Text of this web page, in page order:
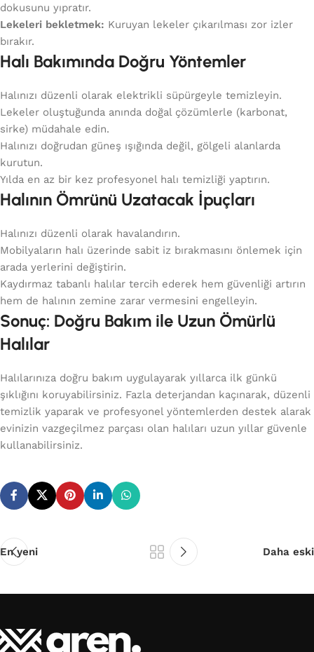
dokusunu yıpratır.
Lekeleri bekletmek: Kuruyan lekeler çıkarılması zor izler
bırakır.
Halı Bakımında Doğru Yöntemler
Halınızı düzenli olarak elektrikli süpürgeyle temizleyin.
Lekeler oluştuğunda anında doğal çözümlerle (karbonat,
sirke) müdahale edin.
Halınızı doğrudan güneş ışığında değil, gölgeli alanlarda
kurutun.
Yılda en az bir kez profesyonel halı temizliği yaptırın.
Halının Ömrünü Uzatacak İpuçları
Halınızı düzenli olarak havalandırın.
Mobilyaların halı üzerinde sabit iz bırakmasını önlemek için
arada yerlerini değiştirin.
Kaydırmaz tabanlı halılar tercih ederek hem güvenliği artırın
hem de halının zemine zarar vermesini engelleyin.
Sonuç: Doğru Bakım ile Uzun Ömürlü
Halılar
Halılarınıza doğru bakım uygulayarak yıllarca ilk günkü
şıklığını koruyabilirsiniz. Fazla deterjandan kaçınarak, düzenli
temizlik yaparak ve profesyonel yöntemlerden destek alarak
evinizin vazgeçilmez parçası olan halıları uzun yıllar güvenle
kullanabilirsiniz.
En yeni Daha eski